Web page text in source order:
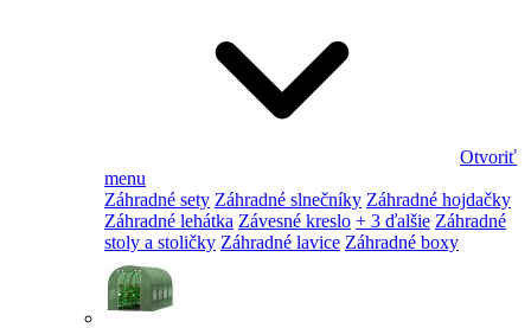
Otvoriť
menu
Záhradné sety Záhradné slnečníky Záhradné hojdačky
Záhradné lehátka Závesné kreslo + 3 ďalšie Záhradné
stoly a stoličky Záhradné lavice Záhradné boxy